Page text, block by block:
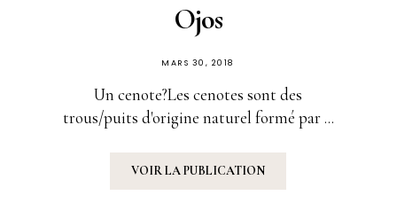
Ojos
PUBLIÉ
MARS 30, 2018
Un cenote?Les cenotes sont des
trous/puits d'origine naturel formé par ...
VOIR LA PUBLICATION